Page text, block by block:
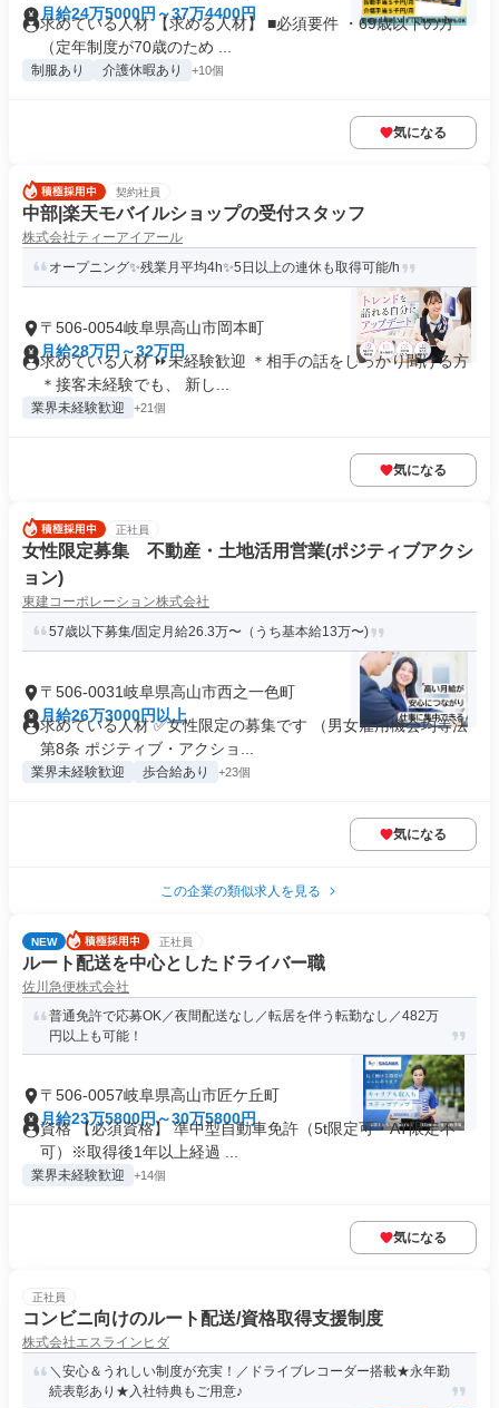
月給24万5000円～37万4400円
求めている人材 【求める人材】 ■必須要件 ・69歳以下の方
（定年制度が70歳のため ...
制服あり 介護休暇あり +10個
気になる
契約社員
中部|楽天モバイルショップの受付スタッフ
株式会社ティーアイアール
オープニング✨残業月平均4h✨5日以上の連休も取得可能/h
〒506-0054岐阜県高山市岡本町
月給28万円～32万円
求めている人材 ⏩未経験歓迎 ＊相手の話をしっかり聞ける方
＊接客未経験でも、 新し...
業界未経験歓迎 +21個
気になる
正社員
女性限定募集 不動産・土地活用営業(ポジティブアクシ
ョン)
東建コーポレーション株式会社
57歳以下募集/固定月給26.3万〜（うち基本給13万〜)
〒506-0031岐阜県高山市西之一色町
月給26万3000円以上
求めている人材 ✅女性限定の募集です （男女雇用機会均等法
第8条 ポジティブ・アクショ...
業界未経験歓迎 歩合給あり +23個
気になる
この企業の類似求人を見る
NEW 正社員
ルート配送を中心としたドライバー職
佐川急便株式会社
普通免許で応募OK／夜間配送なし／転居を伴う転勤なし／482万
円以上も可能！
〒506-0057岐阜県高山市匠ケ丘町
月給23万5800円～30万5800円
資格 【必須資格】 準中型自動車免許（5t限定可・AT限定不
可）※取得後1年以上経過 ...
業界未経験歓迎 +14個
気になる
正社員
コンビニ向けのルート配送/資格取得支援制度
株式会社エスラインヒダ
＼安心＆うれしい制度が充実！／ドライブレコーダー搭載★永年勤
続表彰あり★入社特典もご用意♪